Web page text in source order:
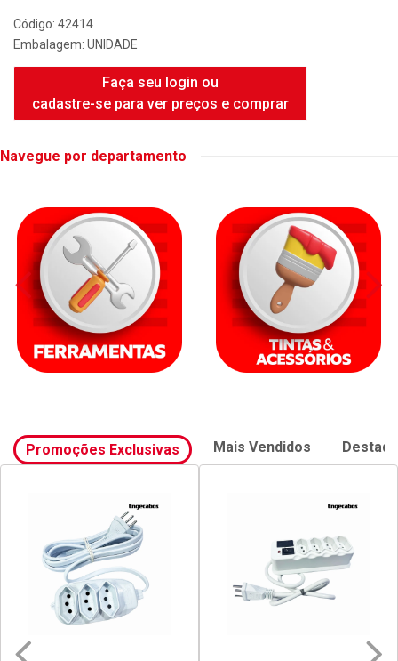
Código: 42414
Embalagem: UNIDADE
Faça seu login ou
cadastre-se para ver preços e comprar
Navegue por departamento
Promoções Exclusivas Mais Vendidos